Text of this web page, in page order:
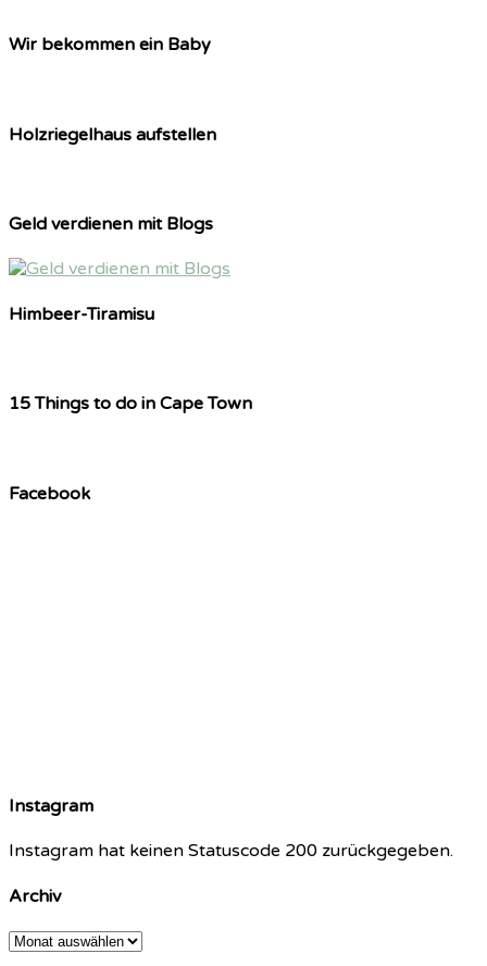
Wir bekommen ein Baby
Holzriegelhaus aufstellen
Geld verdienen mit Blogs
Himbeer-Tiramisu
15 Things to do in Cape Town
Facebook
Instagram
Instagram hat keinen Statuscode 200 zurückgegeben.
Archiv
Archiv